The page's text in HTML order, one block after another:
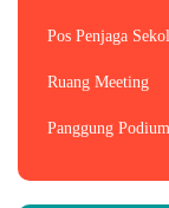
Pos Penjaga
Ruang Meeting
Panggung Podium